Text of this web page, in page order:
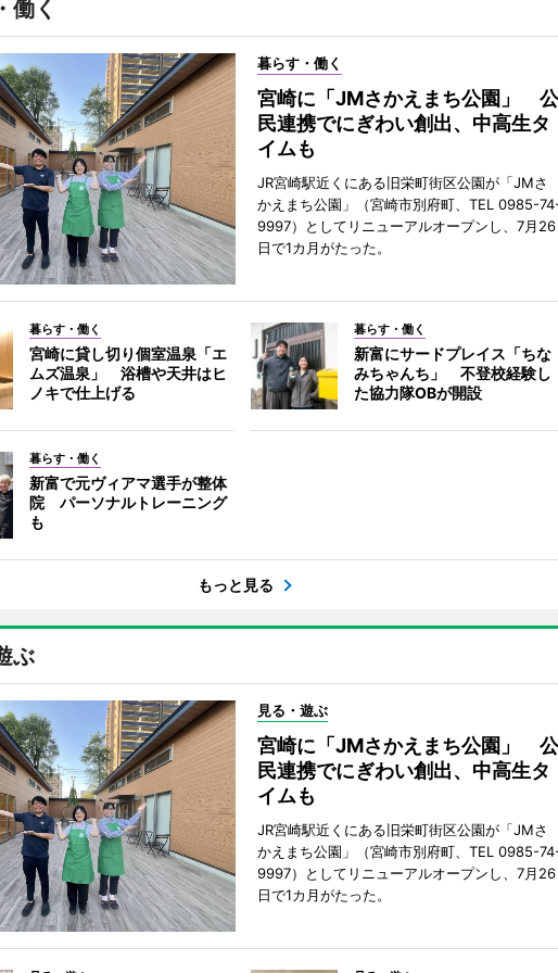
働く
暮らす・働く
宮崎に「JMさかえまち公園」 公
民連携でにぎわい創出、中高生タ
イムも
JR宮崎駅近くにある旧栄町街区公園が「JMさ
かえまち公園」（宮崎市別府町、TEL 0985-
9997）としてリニューアルオープンし、7月26
日で1カ月がたった。
暮らす・働く
宮崎に貸し切り個室温泉「エ
ムズ温泉」 浴槽や天井はヒ
ノキで仕上げる
暮らす・働く
新富にサードプレイス「ちな
みちゃんち」 不登校経験し
た協力隊OBが開設
暮らす・働く
新富で元ヴィアマ選手が整体
院 パーソナルトレーニング
も
もっと見る
ぶ
見る・遊ぶ
宮崎に「JMさかえまち公園」 公
民連携でにぎわい創出、中高生タ
イムも
JR宮崎駅近くにある旧栄町街区公園が「JMさ
かえまち公園」（宮崎市別府町、TEL 0985-
9997）としてリニューアルオープンし、7月26
日で1カ月がたった。